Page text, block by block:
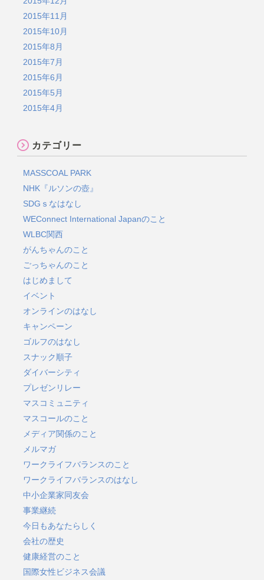
2015年11月
2015年10月
2015年8月
2015年7月
2015年6月
2015年5月
2015年4月
カテゴリー
MASSCOAL PARK
NHK『ルソンの壺』
SDGｓなはなし
WEConnect International Japanのこと
WLBC関西
がんちゃんのこと
ごっちゃんのこと
はじめまして
イベント
オンラインのはなし
キャンペーン
ゴルフのはなし
スナック順子
ダイバーシティ
プレゼンリレー
マスコミュニティ
マスコールのこと
メディア関係のこと
メルマガ
ワークライフバランスのこと
ワークライフバランスのはなし
中小企業家同友会
事業継続
今日もあなたらしく
会社の歴史
健康経営のこと
国際女性ビジネス会議